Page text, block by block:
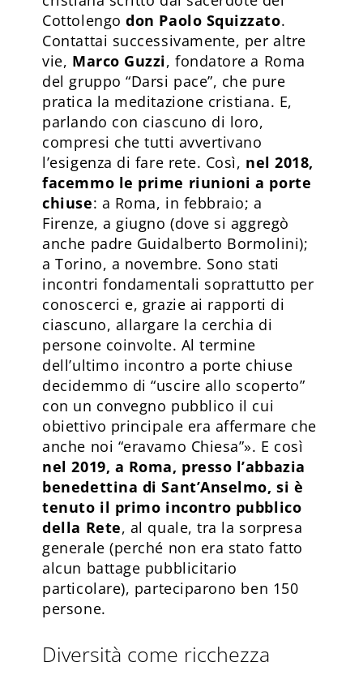
Cottolengodon Paolo Squizzato.
Contattai successivamente, per altre
vie, Marco Guzzi, fondatore a Roma
del gruppo “Darsi pace”, che pure
pratica la meditazione cristiana. E,
parlando con ciascuno di loro,
compresi che tutti avvertivano
l’esigenza di fare rete. Così, nel 2018,
facemmo le prime riunioni a porte
chiuse: a Roma, in febbraio; a
Firenze, a giugno (dove si aggregò
anche padre Guidalberto Bormolini);
a Torino, a novembre. Sono stati
incontri fondamentali soprattutto per
conoscerci e, grazie ai rapporti di
ciascuno, allargare la cerchia di
persone coinvolte. Al termine
dell’ultimo incontro a porte chiuse
decidemmo di “uscire allo scoperto”
con un convegno pubblico il cui
obiettivo principale era affermare che
anche noi “eravamo Chiesa”». E così
nel 2019, a Roma, presso l’abbazia
benedettina di Sant’Anselmo, si è
tenuto il primo incontro pubblico
della Rete, al quale, tra la sorpresa
generale (perché non era stato fatto
alcun battage pubblicitario
particolare), parteciparono ben 150
persone.
Diversità come ricchezza